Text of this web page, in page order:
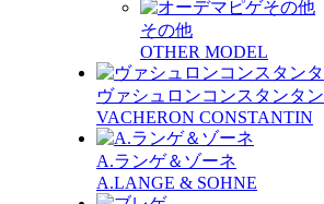
その他
OTHER MODEL
ヴァシュロンコンスタンタン
VACHERON CONSTANTIN
A.ランゲ＆ゾーネ
A.LANGE & SOHNE